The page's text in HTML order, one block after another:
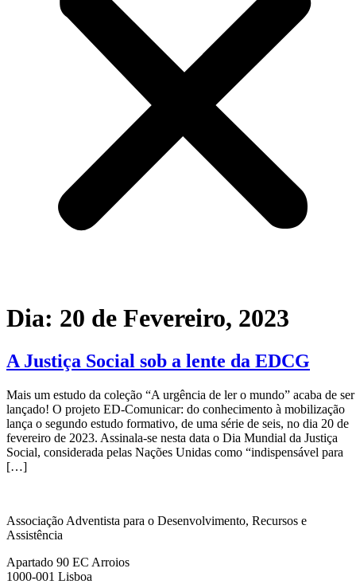
Dia: 20 de Fevereiro, 2023
A Justiça Social sob a lente da EDCG
Mais um estudo da coleção “A urgência de ler o mundo” acaba de ser
lançado! O projeto ED-Comunicar: do conhecimento à mobilização
lança o segundo estudo formativo, de uma série de seis, no dia 20 de
fevereiro de 2023. Assinala-se nesta data o Dia Mundial da Justiça
Social, considerada pelas Nações Unidas como “indispensável para
[…]
Associação Adventista para o Desenvolvimento, Recursos e
Assistência
Apartado 90 EC Arroios
1000-001 Lisboa